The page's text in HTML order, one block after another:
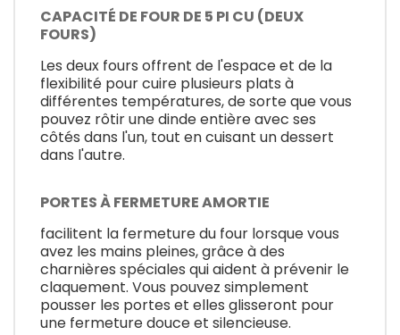
CAPACITÉ DE FOUR DE 5 PI CU (DEUX
FOURS)
Les deux fours offrent de l'espace et de la
flexibilité pour cuire plusieurs plats à
différentes températures, de sorte que vous
pouvez rôtir une dinde entière avec ses
côtés dans l'un, tout en cuisant un dessert
dans l'autre.
PORTES À FERMETURE AMORTIE
facilitent la fermeture du four lorsque vous
avez les mains pleines, grâce à des
charnières spéciales qui aident à prévenir le
claquement. Vous pouvez simplement
pousser les portes et elles glisseront pour
une fermeture douce et silencieuse.